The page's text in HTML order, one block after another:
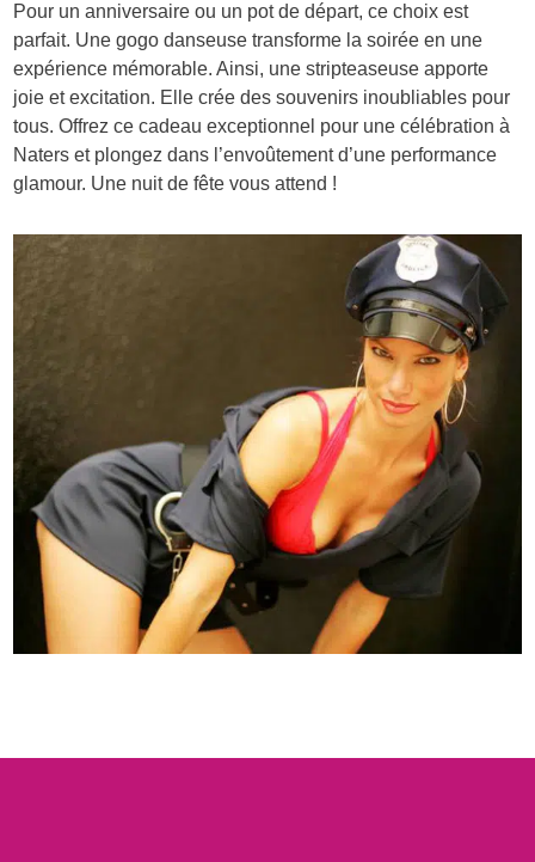
Pour un anniversaire ou un pot de départ, ce choix est
parfait. Une gogo danseuse transforme la soirée en une
expérience mémorable. Ainsi, une stripteaseuse apporte
joie et excitation. Elle crée des souvenirs inoubliables pour
tous. Offrez ce cadeau exceptionnel pour une célébration à
Naters et plongez dans l’envoûtement d’une performance
glamour. Une nuit de fête vous attend !